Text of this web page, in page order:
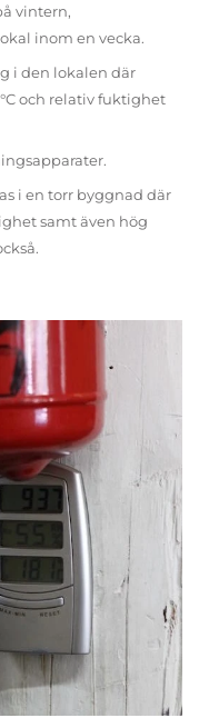
vintern,
inom en vecka.
i den lokalen där
och relativ fuktighet
i en torr byggnad där
samt även hög